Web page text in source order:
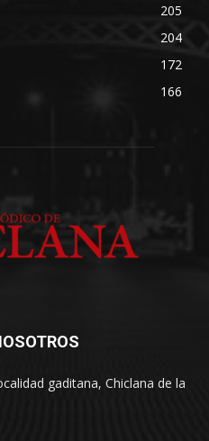
205
204
172
166
gaditana, Chiclana de la